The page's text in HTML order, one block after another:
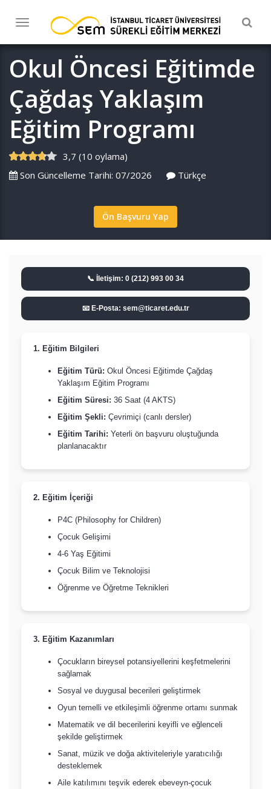
Toggle
navigation
Okul Öncesi Eğitimde
Çağdaş Yaklaşım
Eğitim Programı
3,7 (10 oylama)
Son Güncelleme Tarihi: 07/2026
Türkçe
Ön Başvuru Yap
📞 İletişim: 0 (212) 993 00 34
📧 E-Posta: sem@ticaret.edu.tr
1. Eğitim Bilgileri
Eğitim Türü: Okul Öncesi Eğitimde Çağdaş
Yaklaşım Eğitim Programı
Eğitim Süresi: 36 Saat (4 AKTS)
Eğitim Şekli: Çevrimiçi (canlı dersler)
Eğitim Tarihi: Yeterli ön başvuru oluştuğunda
planlanacaktır
2. Eğitim İçeriği
P4C (Philosophy for Children)
Çocuk Gelişimi
4-6 Yaş Eğitimi
Çocuk Bilim ve Teknolojisi
Öğrenme ve Öğretme Teknikleri
3. Eğitim Kazanımları
Çocukların bireysel potansiyellerini keşfetmelerini
sağlamak
Sosyal ve duygusal becerileri geliştirmek
Oyun temelli ve etkileşimli öğrenme ortamı sunmak
Matematik ve dil becerilerini keyifli ve eğlenceli
şekilde geliştirmek
Sanat, müzik ve doğa aktiviteleriyle yaratıcılığı
desteklemek
Aile katılımını teşvik ederek ebeveyn-çocuk